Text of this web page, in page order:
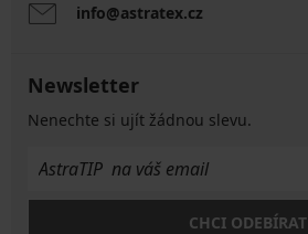
info@astratex.cz
Newsletter
Nenechte si ujít žádnou slevu.
CHCI ODEBÍRAT